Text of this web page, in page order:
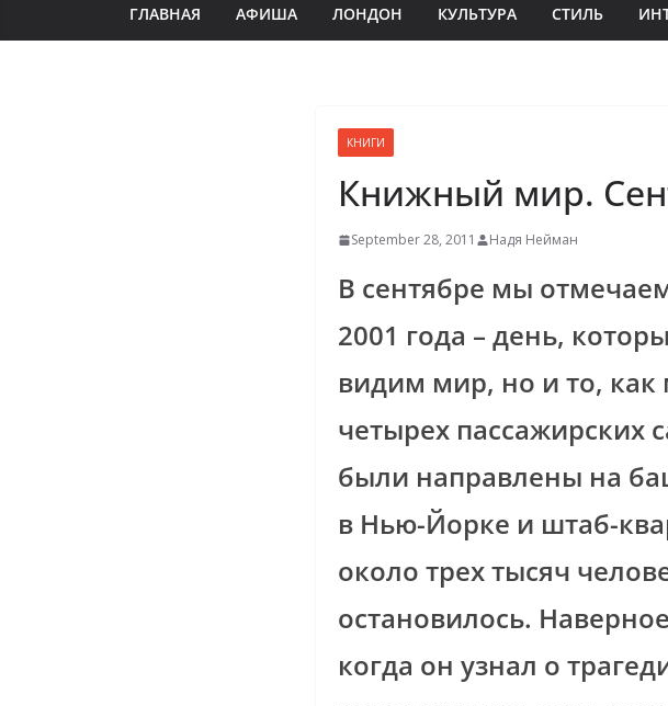
ГЛАВНАЯ АФИША ЛОНДОН КУЛЬТУРА СТИЛЬ
КНИГИ
Книжный мир.
September 28, 2011 Надя Нейман
В сентябре мы
2001 года – день,
видим мир, но и то,
четырех пассажирских
были направлены на
в Нью-Йорке и штаб-
около трех тысяч
остановилось.
когда он узнал о